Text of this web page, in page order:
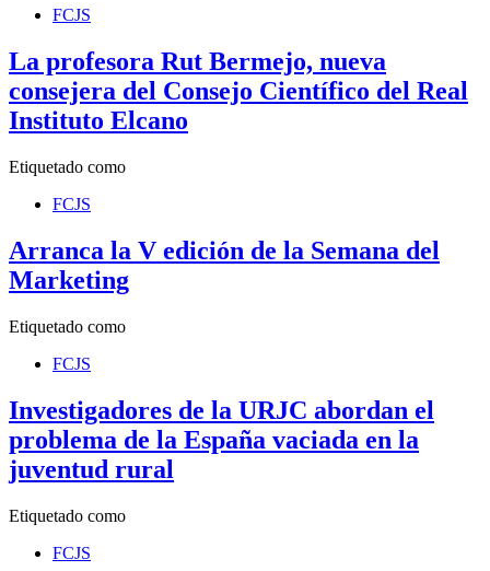
FCJS
La profesora Rut Bermejo, nueva
consejera del Consejo Científico del Real
Instituto Elcano
Etiquetado como
FCJS
Arranca la V edición de la Semana del
Marketing
Etiquetado como
FCJS
Investigadores de la URJC abordan el
problema de la España vaciada en la
juventud rural
Etiquetado como
FCJS